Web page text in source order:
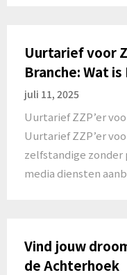
Uurtarief voor
Branche: Wat
juli 11, 2025
Uurtarief ZZP’er
Uurtarief ZZP’er
zelfstandige zonder
media diensten
Vind jouw
de Achterhoek